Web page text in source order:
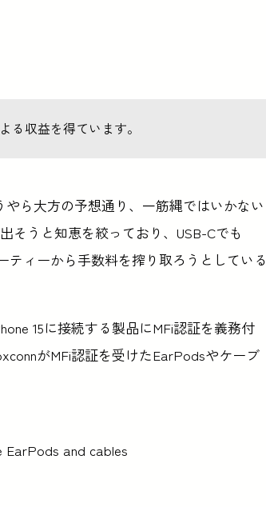
る収益を得ています。
ら大方の予想通り、一筋縄ではいかない
そうと知恵を絞っており、USB-Cでも
ティーから手数料を搾り取ろうとしている
15に接続する製品にMFi認証を義務付
がMFi認証を受けたEarPodsやケーブ
EarPods and cables